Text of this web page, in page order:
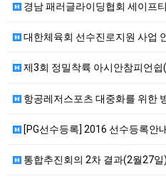
경남 패러글라이딩협회 세이프
대한체육회 선수진로지원 사업 안내
제3회 정밀착륙 아시안참피언쉽
항공레저스포츠 대중화를 위한
[PG선수등록] 2016 선수등록안
통합추진회의 2차 결과(2월27일)